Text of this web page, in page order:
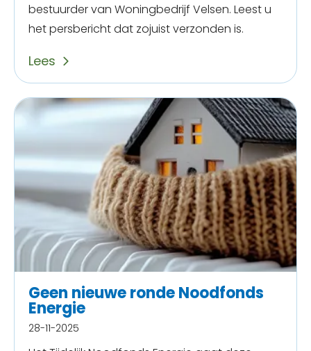
bestuurder van Woningbedrijf Velsen. Leest u
het persbericht dat zojuist verzonden is.
Lees
Geen nieuwe ronde Noodfonds
Energie
28-11-2025